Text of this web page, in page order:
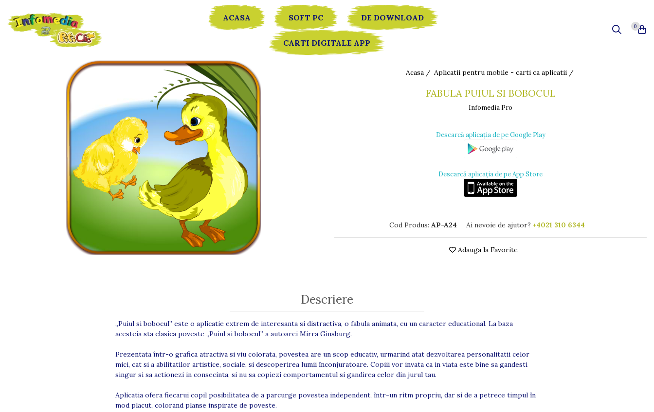
ACASA SOFT PC DE DOWNLOAD
CARTI DIGITALE APP
0
Acasa / Aplicatii pentru mobile - carti ca aplicatii /
FABULA PUIUL SI BOBOCUL
Infomedia Pro
Descarcă aplicația de pe Google Play
Descarcă aplicația de pe App Store
Cod Produs: AP-A24 Ai nevoie de ajutor? +4021 310 6344
Adauga la Favorite
Descriere
„Puiul si bobocul” este o aplicatie extrem de interesanta si distractiva, o fabula animata, cu un caracter educational. La baza
acesteia sta clasica poveste „Puiul si bobocul” a autoarei Mirra Ginsburg.
Prezentata într-o grafica atractiva si viu colorata, povestea are un scop educativ, urmarind atat dezvoltarea personalitatii celor
mici, cat si a abilitatilor artistice, sociale, si descoperirea lumii înconjuratoare. Copiii vor invata ca in viata este bine sa gandesti
singur si sa actionezi in consecinta, si nu sa copiezi comportamentul si gandirea celor din jurul tau.
Aplicatia ofera fiecarui copil posibilitatea de a parcurge povestea independent, într-un ritm propriu, dar si de a petrece timpul în
mod placut, colorand planse inspirate de poveste.